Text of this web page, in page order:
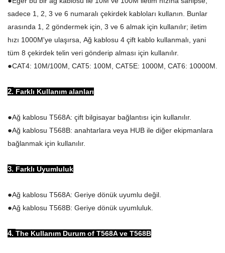
sadece 1, 2, 3 ve 6 numaralı çekirdek kabloları kullanın. Bunlar
arasında 1, 2 göndermek için, 3 ve 6 almak için kullanılır; iletim
hızı 1000M'ye ulaşırsa, Ağ kablosu 4 çift kablo kullanmalı, yani
tüm 8 çekirdek telin veri gönderip alması için kullanılır.
●CAT4: 10M/100M, CAT5: 100M, CAT5E: 1000M, CAT6: 10000M.
2. Farklı Kullanım alanları
●Ağ kablosu T568A: çift bilgisayar bağlantısı için kullanılır.
●Ağ kablosu T568B: anahtarlara veya HUB ile diğer ekipmanlara
bağlanmak için kullanılır.
3. Farklı Uyumluluk
●Ağ kablosu T568A: Geriye dönük uyumlu değil.
●Ağ kablosu T568B: Geriye dönük uyumluluk.
4. The Kullanım Durum of T568A ve T568B